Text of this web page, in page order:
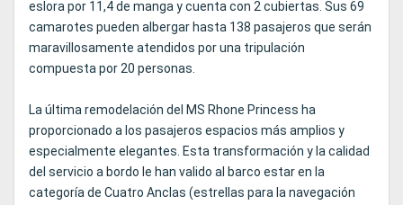
eslora por 11,4 de manga y cuenta con 2 cubiertas. Sus 69
camarotes pueden albergar hasta 138 pasajeros que serán
maravillosamente atendidos por una tripulación
compuesta por 20 personas.
La última remodelación del MS Rhone Princess ha
proporcionado a los pasajeros espacios más amplios y
especialmente elegantes. Esta transformación y la calidad
del servicio a bordo le han valido al barco estar en la
categoría de Cuatro Anclas (estrellas para la navegación